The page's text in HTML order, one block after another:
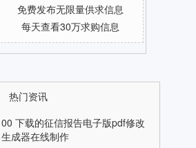
免费发布无限量供求信息
每天查看30万求购信息
热门资讯
00 下载的征信报告电子版pdf修改
生成器在线制作